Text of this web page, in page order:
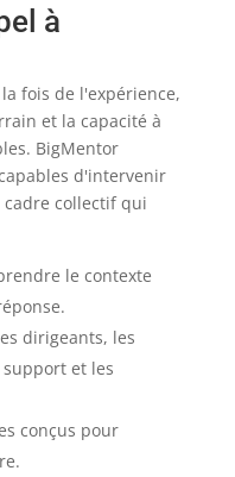
à
fois de l'expérience,
et la capacité à
BigMentor
d'intervenir
collectif qui
le contexte
dirigeants, les
et les
conçus pour